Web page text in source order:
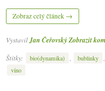
Zobraz celý článek →
Vystavil Jan ČeřovskýZobrazit
Štítky:
bio(dynamika) , bublinky ,
víno